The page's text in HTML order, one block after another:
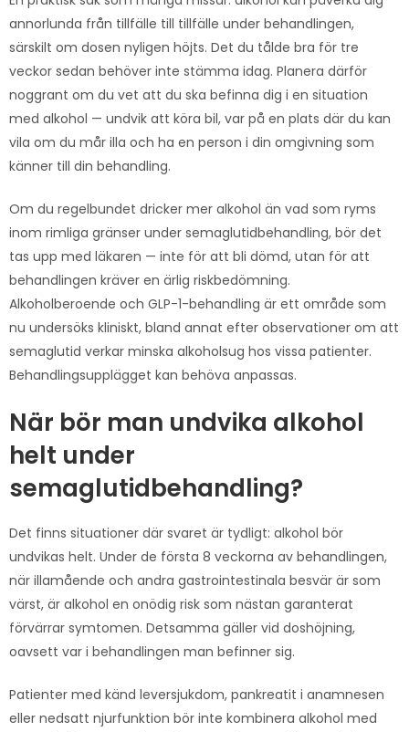
annorlunda från tillfälle till tillfälle under behandlingen,
särskilt om dosen nyligen höjts. Det du tålde bra för tre
veckor sedan behöver inte stämma idag. Planera därför
noggrant om du vet att du ska befinna dig i en situation
med alkohol — undvik att köra bil, var på en plats där du kan
vila om du mår illa och ha en person i din omgivning som
känner till din behandling.
Om du regelbundet dricker mer alkohol än vad som ryms
inom rimliga gränser under semaglutidbehandling, bör det
tas upp med läkaren — inte för att bli dömd, utan för att
behandlingen kräver en ärlig riskbedömning.
Alkoholberoende och GLP-1-behandling är ett område som
nu undersöks kliniskt, bland annat efter observationer om att
semaglutid verkar minska alkoholsug hos vissa patienter.
Behandlingsupplägget kan behöva anpassas.
När bör man undvika alkohol
helt under
semaglutidbehandling?
Det finns situationer där svaret är tydligt: alkohol bör
undvikas helt. Under de första 8 veckorna av behandlingen,
när illamående och andra gastrointestinala besvär är som
värst, är alkohol en onödig risk som nästan garanterat
förvärrar symtomen. Detsamma gäller vid doshöjning,
oavsett var i behandlingen man befinner sig.
Patienter med känd leversjukdom, pankreatit i anamnesen
eller nedsatt njurfunktion bör inte kombinera alkohol med